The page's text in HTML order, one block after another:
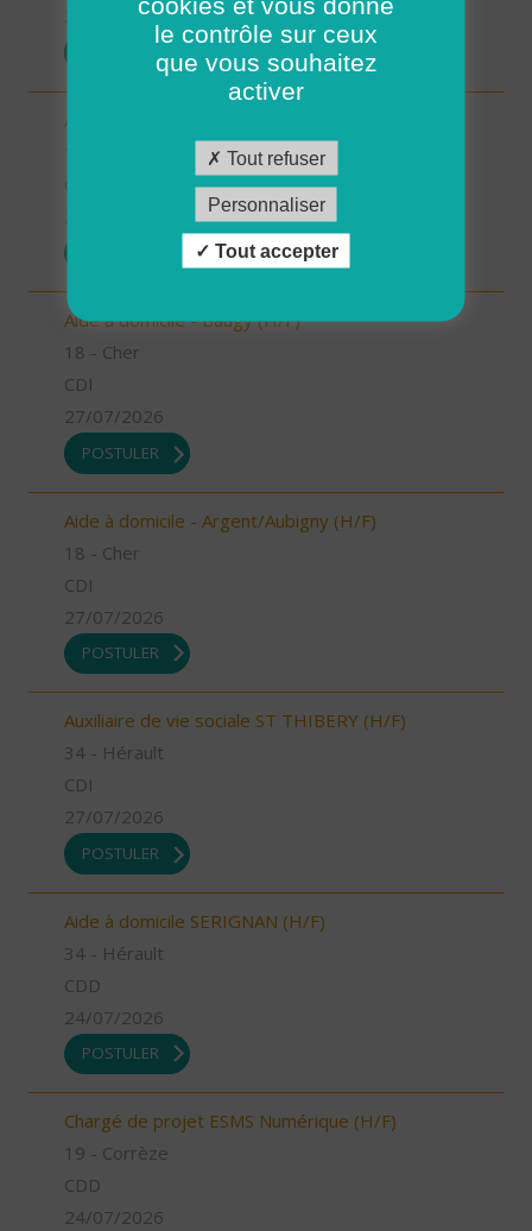
27/07/2026
Aide-soignant/Aide-soignante à domicile (H/F)
Aide à domicile - Baugy (H/F)
18 - Cher
CDI
27/07/2026
POSTULER
Aide à domicile - Argent/Aubigny (H/F)
18 - Cher
CDI
27/07/2026
POSTULER
Auxiliaire de vie sociale ST THIBERY (H/F)
34 - Hérault
CDI
27/07/2026
POSTULER
Aide à domicile SERIGNAN (H/F)
34 - Hérault
CDD
24/07/2026
POSTULER
Chargé de projet ESMS Numérique (H/F)
19 - Corrèze
CDD
24/07/2026
le contrôle sur ceux
que vous souhaitez
activer
Tout refuser
Personnaliser
Tout accepter